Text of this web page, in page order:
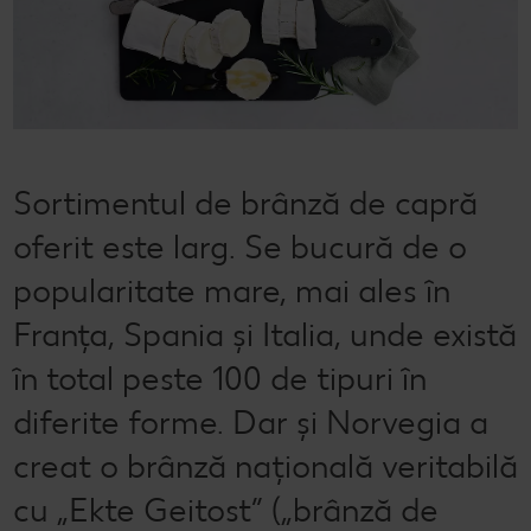
Cu Kaufland Card alimentezi ușor
Dicționar de alimente
Vreau din România
Rețete by Kitchen Affair
Ce gătim azi?
Rețete de prăjituri
Rețete cu carne
Rețete de post
Raw vegan
NOU
Codul Grataragiului NOU
Ieftin și bun
Când cere ceva dulce
Marcă proprie Kaufland - și calitate și preț mic
RE:FRESH
România știe să gătească
Kaufland Livrează
Fresh
Stare de bine
Sortimentul de brânză de capră
oferit este larg. Se bucură de o
popularitate mare, mai ales în
Franța, Spania și Italia, unde există
în total peste 100 de tipuri în
diferite forme. Dar și Norvegia a
creat o brânză națională veritabilă
cu „Ekte Geitost” („brânză de